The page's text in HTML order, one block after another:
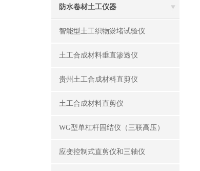
防水卷材土工仪器
智能型土工织物淤堵试验仪
土工合成材料垂直渗透仪
贵州土工合成材料直剪仪
土工合成材料直剪仪
WG型单杠杆固结仪（三联高压）
应变控制式直剪仪和三轴仪